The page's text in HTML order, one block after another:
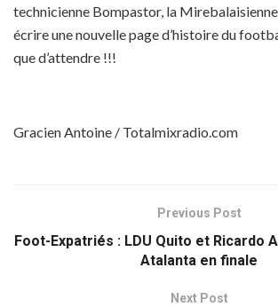
technicienne Bompastor, la
écrire une nouvelle page d’histoire du
que d’attendre !!!
Gracien Antoine / Totalmixradio.com
Previous Post
Foot-Expatriés : LDU Quito et Ricardo
Atalanta en finale
Next Post